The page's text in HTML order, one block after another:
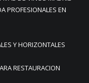
PROFESIONALES EN
Y HORIZONTALES
RESTAURACION